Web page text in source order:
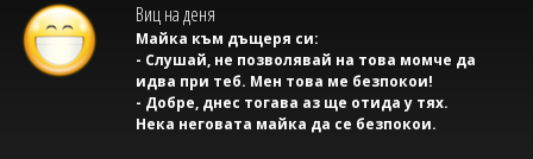
Виц на деня
Майка към дъщеря си:
- Слушай, не позволявай на това момче да
идва при теб. Мен това ме безпокои!
- Добре, днес тогава аз ще отида у тях.
Нека неговата майка да се безпокои.